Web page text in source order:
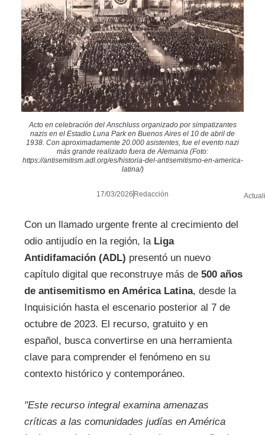
Acto en celebración del Anschluss organizado por simpatizantes
nazis en el Estadio Luna Park en Buenos Aires el 10 de abril de
1938. Con aproximadamente 20.000 asistentes, fue el evento nazi
más grande realizado fuera de Alemania (Foto:
https://antisemitism.adl.org/es/historia-del-antisemitismo-en-america-
latina/)
17/03/2026 Redacción
Con un llamado urgente frente al crecimiento del
odio antijudío en la región, la Liga
Antidifamación (ADL) presentó un nuevo
capítulo digital que reconstruye más de 500 años
de antisemitismo en América Latina, desde la
Inquisición hasta el escenario posterior al 7 de
octubre de 2023. El recurso, gratuito y en
español, busca convertirse en una herramienta
clave para comprender el fenómeno en su
contexto histórico y contemporáneo.
"Este recurso integral examina amenazas
críticas a las comunidades judías en América